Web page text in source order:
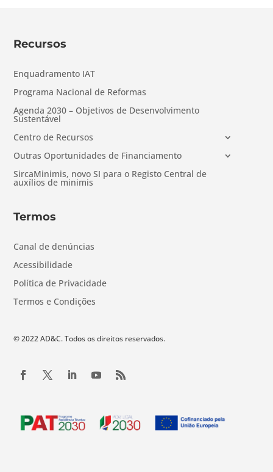
Recursos
Enquadramento IAT
Programa Nacional de Reformas
Agenda 2030 – Objetivos de Desenvolvimento
Sustentável
Centro de Recursos
Outras Oportunidades de Financiamento
SircaMinimis, novo SI para o Registo Central de
auxílios de minimis
Termos
Canal de denúncias
Acessibilidade
Política de Privacidade
Termos e Condições
© 2022 AD&C. Todos os direitos reservados.